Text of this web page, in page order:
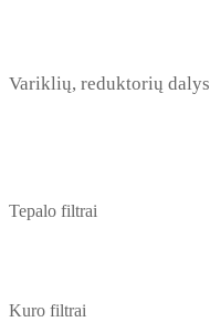
Variklių, reduktorių dalys
Tepalo filtrai
Kuro filtrai